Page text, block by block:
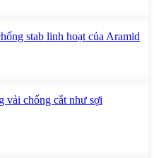
stab linh hoạt của Aramid
vải chống cắt như sợi